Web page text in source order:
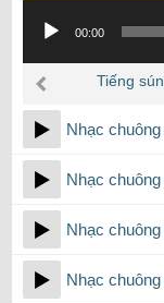
phát
âm
thanh
00:00
Tiếng
Nhạc
Nhạc
Nhạc
Nhạc